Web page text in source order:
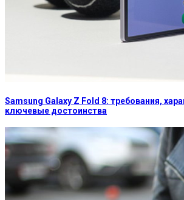
Samsung Galaxy Z Fold 8: требования,
ключевые достоинства